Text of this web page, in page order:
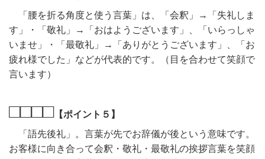
「腰を折る角度と使う言葉」は、「会釈」→「失礼しま
す」・「敬礼」→「おはようございます」、「いらっしゃ
いませ」・「最敬礼」→「ありがとうございます」、「お
疲れ様でした」などが代表的です。（目を合わせて笑顔で
言います）
□□□□ 【ポイント５】
「語先後礼」。言葉が先でお辞儀が後という意味です。
お客様に向き合って会釈・敬礼・最敬礼の挨拶言葉を笑顔